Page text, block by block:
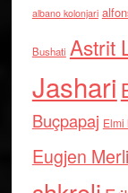
albano kolonjari
Bushati Astrit
Jashari
Buçpapaj Elmi
Eugjen